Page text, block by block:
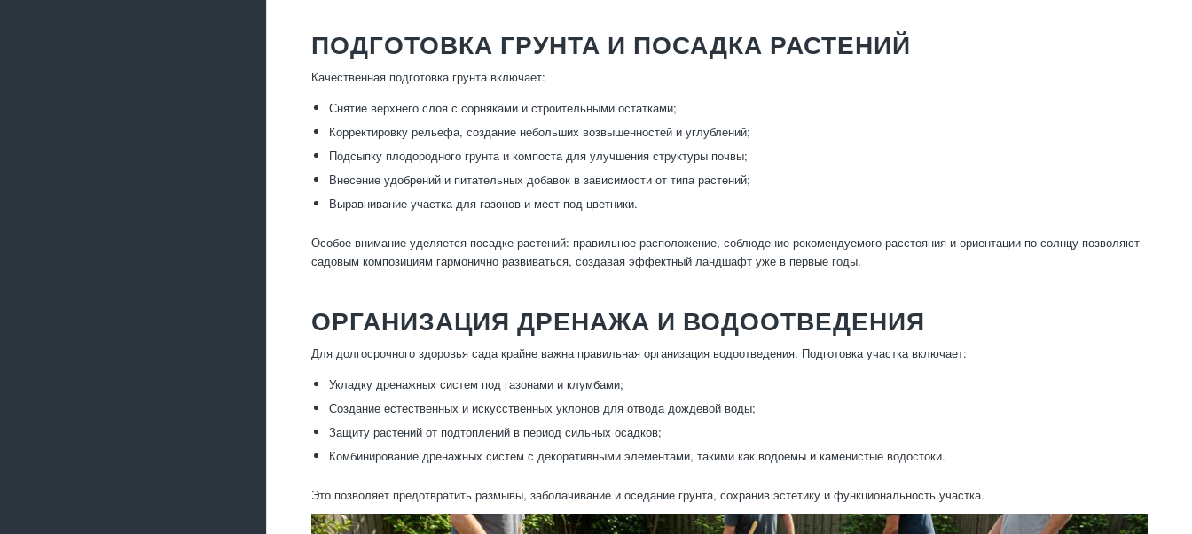
ПОДГОТОВКА ГРУНТА И ПОСАДКА РАСТЕНИЙ
Качественная подготовка грунта включает:
Снятие верхнего слоя с сорняками и строительными остатками;
Корректировку рельефа, создание небольших возвышенностей и углублений;
Подсыпку плодородного грунта и компоста для улучшения структуры почвы;
Внесение удобрений и питательных добавок в зависимости от типа растений;
Выравнивание участка для газонов и мест под цветники.
Особое внимание уделяется посадке растений: правильное расположение, соблюдение рекомендуемого расстояния и ориентации по солнцу позволяют
садовым композициям гармонично развиваться, создавая эффектный ландшафт уже в первые годы.
ОРГАНИЗАЦИЯ ДРЕНАЖА И ВОДООТВЕДЕНИЯ
Для долгосрочного здоровья сада крайне важна правильная организация водоотведения. Подготовка участка включает:
Укладку дренажных систем под газонами и клумбами;
Создание естественных и искусственных уклонов для отвода дождевой воды;
Защиту растений от подтоплений в период сильных осадков;
Комбинирование дренажных систем с декоративными элементами, такими как водоемы и каменистые водостоки.
Это позволяет предотвратить размывы, заболачивание и оседание грунта, сохранив эстетику и функциональность участка.